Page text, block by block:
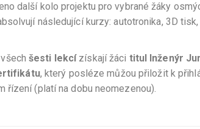
další kolo projektu pro vybrané žáky
následující kurzy: autotronika, 3D
šesti lekcí získají žáci titul Inženýr
, který posléze můžou přiložit k
řízení (platí na dobu neomezenou).